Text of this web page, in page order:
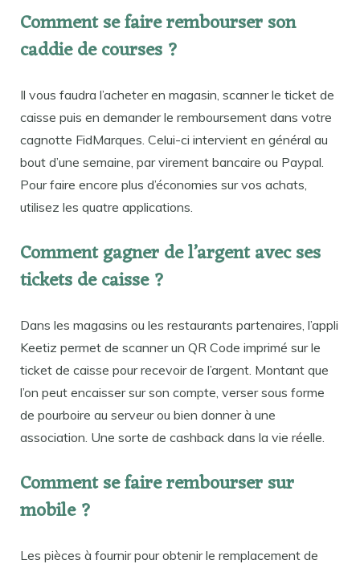
Comment se faire rembourser son
caddie de courses ?
Il vous faudra l’acheter en magasin, scanner le ticket de
caisse puis en demander le remboursement dans votre
cagnotte FidMarques. Celui-ci intervient en général au
bout d’une semaine, par virement bancaire ou Paypal.
Pour faire encore plus d’économies sur vos achats,
utilisez les quatre applications.
Comment gagner de l’argent avec ses
tickets de caisse ?
Dans les magasins ou les restaurants partenaires, l’appli
Keetiz permet de scanner un QR Code imprimé sur le
ticket de caisse pour recevoir de l’argent. Montant que
l’on peut encaisser sur son compte, verser sous forme
de pourboire au serveur ou bien donner à une
association. Une sorte de cashback dans la vie réelle.
Comment se faire rembourser sur
mobile ?
Les pièces à fournir pour obtenir le remplacement de